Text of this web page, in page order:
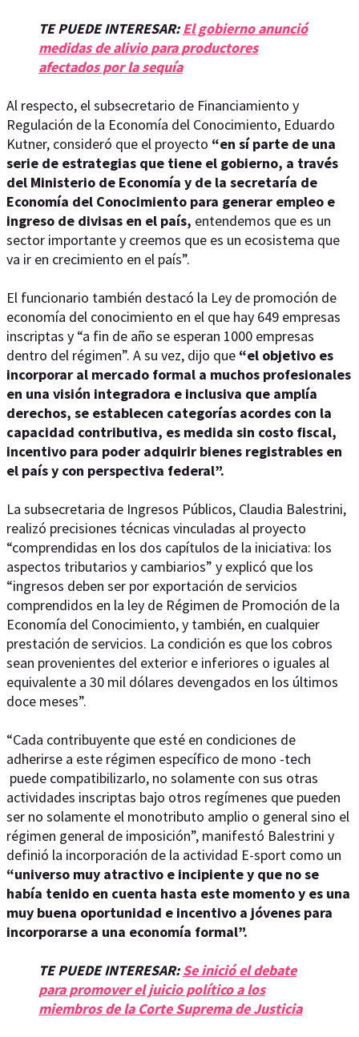
TE PUEDE INTERESAR:El gobierno anunció
medidas de alivio para productores
afectados por la sequía
Al respecto, el subsecretario de Financiamiento y
Regulación de la Economía del Conocimiento, Eduardo
Kutner, consideró que el proyecto “en sí parte de una
serie de estrategias que tiene el gobierno, a través
del Ministerio de Economía y de la secretaría de
Economía del Conocimiento para generar empleo e
ingreso de divisas en el país, entendemos que es un
sector importante y creemos que es un ecosistema que
va ir en crecimiento en el país”.
El funcionario también destacó la Ley de promoción de
economía del conocimiento en el que hay 649 empresas
inscriptas y “a fin de año se esperan 1000 empresas
dentro del régimen”. A su vez, dijo que “el objetivo es
incorporar al mercado formal a muchos profesionales
en una visión integradora e inclusiva que amplía
derechos, se establecen categorías acordes con la
capacidad contributiva, es medida sin costo fiscal,
incentivo para poder adquirir bienes registrables en
el país y con perspectiva federal”.
La subsecretaria de Ingresos Públicos, Claudia Balestrini,
realizó precisiones técnicas vinculadas al proyecto
“comprendidas en los dos capítulos de la iniciativa: los
aspectos tributarios y cambiarios” y explicó que los
“ingresos deben ser por exportación de servicios
comprendidos en la ley de Régimen de Promoción de la
Economía del Conocimiento, y también, en cualquier
prestación de servicios. La condición es que los cobros
sean provenientes del exterior e inferiores o iguales al
equivalente a 30 mil dólares devengados en los últimos
doce meses”.
“Cada contribuyente que esté en condiciones de
adherirse a este régimen específico de mono -tech
puede compatibilizarlo, no solamente con sus otras
actividades inscriptas bajo otros regímenes que pueden
ser no solamente el monotributo amplio o general sino el
régimen general de imposición”, manifestó Balestrini y
definió la incorporación de la actividad E-sport como un
“universo muy atractivo e incipiente y que no se
había tenido en cuenta hasta este momento y es una
muy buena oportunidad e incentivo a jóvenes para
incorporarse a una economía formal”.
TE PUEDE INTERESAR:Se inició el debate
para promover el juicio político a los
miembros de la Corte Suprema de Justicia